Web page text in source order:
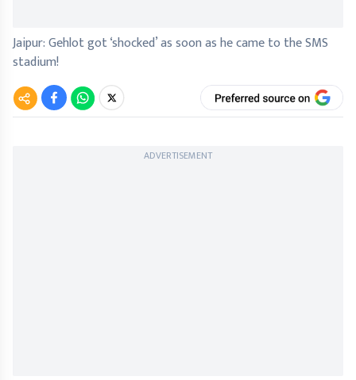
Jaipur: Gehlot got ‘shocked’ as soon as he came to the SMS
stadium!
ADVERTISEMENT